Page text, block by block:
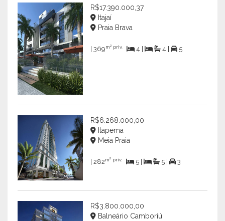
R$17.390.000,37
Itajaí
Praia Brava
| 369m² priv. 4 | 4 | 5
R$6.268.000,00
Itapema
Meia Praia
| 282m² priv. 5 | 5 | 3
R$3.800.000,00
Balneário Camboriú